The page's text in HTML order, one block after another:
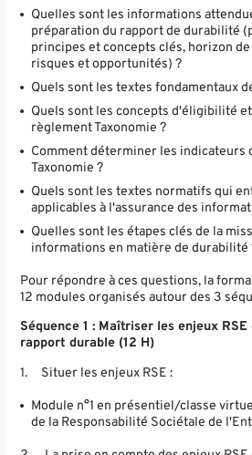
Quelles sont les informations
préparation du rapport de durabilité
principes et concepts clés, horizon
risques et opportunités) ?
Quels sont les textes fondamentaux
Quels sont les concepts d'éligibilité
règlement Taxonomie ?
Comment déterminer les indicateurs
Taxonomie ?
Quels sont les textes normatifs qui
applicables à l'assurance des
Quelles sont les étapes clés de la
informations en matière de durabilité
Pour répondre à ces questions, la
12 modules organisés autour des 3
Séquence 1 : Maîtriser les enjeux
rapport durable (12 H)
1.
Situer les enjeux RSE :
Module n°1 en présentiel/classe
de la Responsabilité Sociétale de